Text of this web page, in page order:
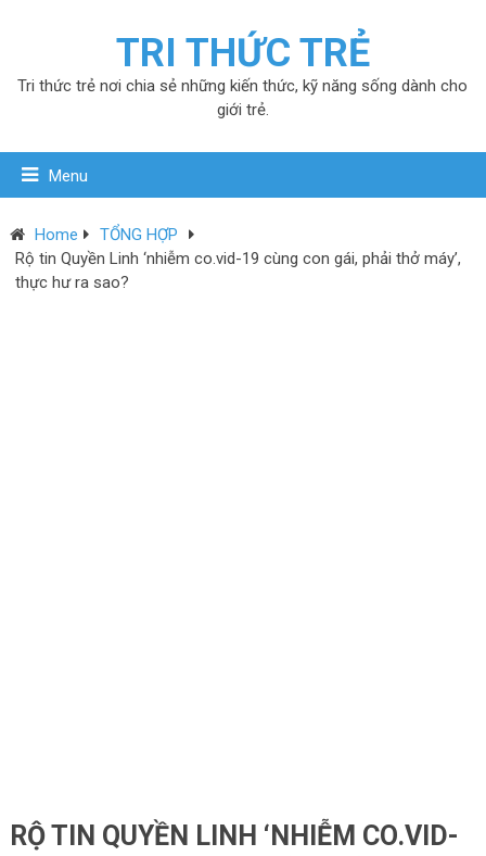
TRI THỨC TRẺ
Tri thức trẻ nơi chia sẻ những kiến thức, kỹ năng sống dành cho
giới trẻ.
Menu
Home
TỔNG HỢP
Rộ tin Quyền Linh ‘nhiễm co.vid-19 cùng con gái, phải thở máy’,
thực hư ra sao?
RỘ TIN QUYỀN LINH ‘NHIỄM CO.VID-